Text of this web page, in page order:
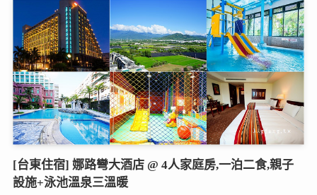
[台東住宿] 娜路彎大酒店 @ 4人家庭房,一泊二食,親子
設施+泳池溫泉三溫暖